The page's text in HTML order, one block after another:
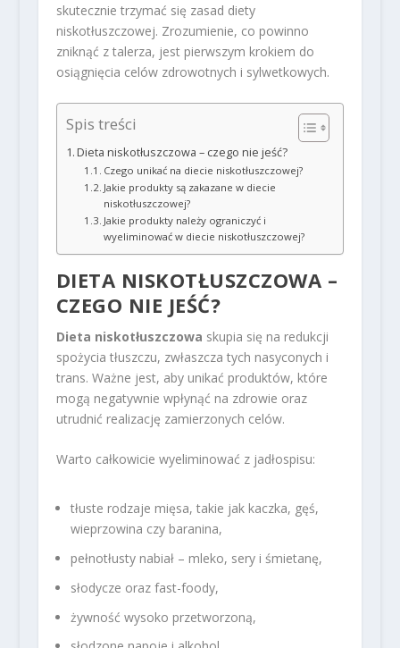
skutecznie trzymać się zasad diety
niskotłuszczowej. Zrozumienie, co powinno
zniknąć z talerza, jest pierwszym krokiem do
osiągnięcia celów zdrowotnych i sylwetkowych.
Spis treści
Dieta niskotłuszczowa – czego nie jeść?
Czego unikać na diecie niskotłuszczowej?
Jakie produkty są zakazane w diecie
niskotłuszczowej?
Jakie produkty należy ograniczyć i
wyeliminować w diecie niskotłuszczowej?
DIETA NISKOTŁUSZCZOWA –
CZEGO NIE JEŚĆ?
Dieta niskotłuszczowa skupia się na redukcji
spożycia tłuszczu, zwłaszcza tych nasyconych i
trans. Ważne jest, aby unikać produktów, które
mogą negatywnie wpłynąć na zdrowie oraz
utrudnić realizację zamierzonych celów.
Warto całkowicie wyeliminować z jadłospisu:
tłuste rodzaje mięsa, takie jak kaczka, gęś,
wieprzowina czy baranina,
pełnotłusty nabiał – mleko, sery i śmietanę,
słodycze oraz fast-foody,
żywność wysoko przetworzoną,